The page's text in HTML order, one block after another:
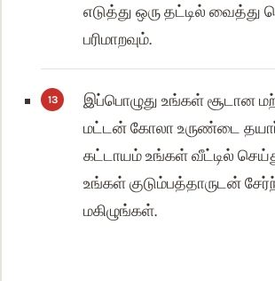
எடுத்து ஒரு தட்டில் வைத்து
பரிமாறவும்.
இப்பொழுது உங்கள் சூடான
மட்டன் கோலா உருண்டை
கட்டாயம் உங்கள் வீட்டில்
உங்கள் குடும்பத்தாருடன்
மகிழுங்கள்.